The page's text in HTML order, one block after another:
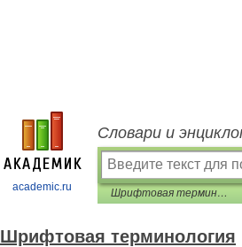
academic.ru
Словари и
Шрифтовая терминология
Шрифтовая терминология